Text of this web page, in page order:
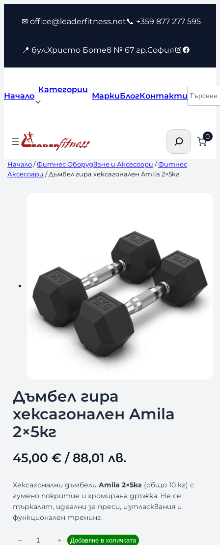
съдържанието
✉ office@leaderfitness.net📞 +359 877 277 595
📍 бул.Христо Ботев № 67 гр.София Instagram
Facebook
Начало
Категории
МаркиБлогКонтакти
Търсене 0
Начало/Фитнес Оборудване и Аксесоари /Фитнес
Аксесоари / Дъмбел гира хексагонален Amila 2×5кг
Дъмбел гира
хексагонален Amila
2×5кг
45,00 €/ 88,01 лв.
Хексагонални дъмбели Amila 2×5кг (общо 10 кг) с
гумено покритие и хромирана дръжка. Не се
търкалят, идеални за преси, изтласквания и
функционален тренинг.
− + Добавяне в количката